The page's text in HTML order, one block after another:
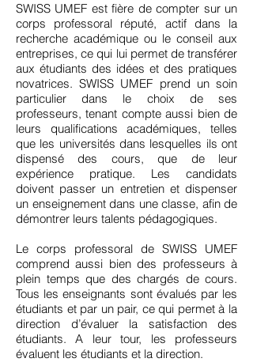
SWISS UMEF est fière de compter sur un
corps professoral réputé, actif dans la
recherche académique ou le conseil aux
entreprises, ce qui lui permet de transférer
aux étudiants des idées et des pratiques
novatrices. SWISS UMEF prend un soin
particulier dans le choix de ses
professeurs, tenant compte aussi bien de
leurs qualifications académiques, telles
que les universités dans lesquelles ils ont
dispensé des cours, que de leur
expérience pratique. Les candidats
doivent passer un entretien et dispenser
un enseignement dans une classe, afin de
démontrer leurs talents pédagogiques.
Le corps professoral de SWISS UMEF
comprend aussi bien des professeurs à
plein temps que des chargés de cours.
Tous les enseignants sont évalués par les
étudiants et par un pair, ce qui permet à la
direction d’évaluer la satisfaction des
étudiants. A leur tour, les professeurs
évaluent les étudiants et la direction.